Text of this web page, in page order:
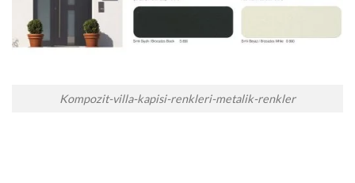
Kompozit-villa-kapisi-renkleri-metalik-renkler